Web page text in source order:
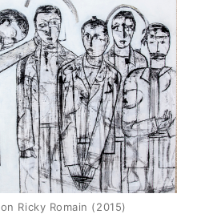
Ricky Romain (2015)